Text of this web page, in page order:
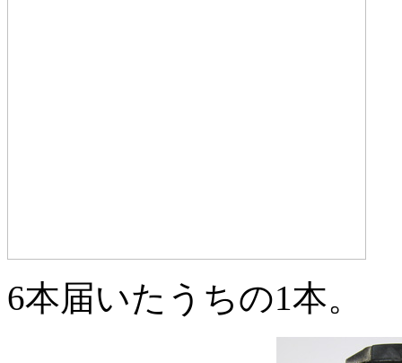
6本届いたうちの1本。